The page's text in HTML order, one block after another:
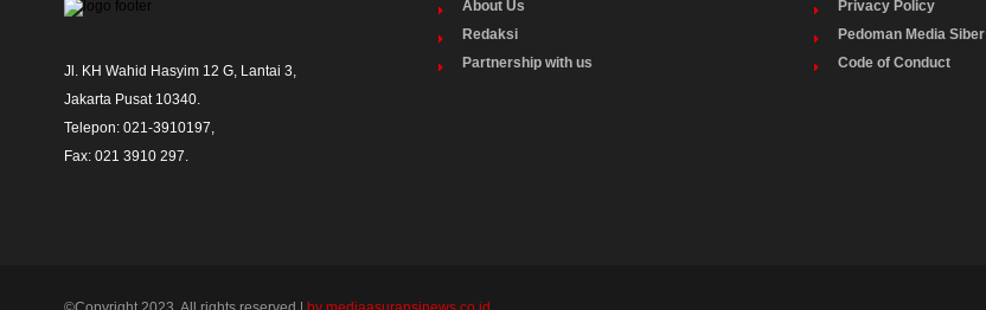
Jl. KH Wahid Hasyim 12 G, Lantai 3,
Jakarta Pusat 10340.
Telepon: 021-3910197,
Fax: 021 3910 297.
About Us
Redaksi
Partnership with us
Privacy Policy
Pedoman Media Siber
Code of Conduct